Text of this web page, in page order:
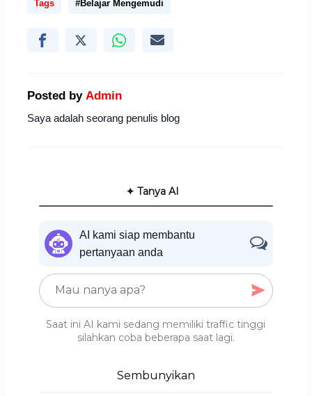
Tags #Belajar Mengemudi
Posted by Admin
Saya adalah seorang penulis blog
✦ Tanya AI
AI kami siap membantu
pertanyaan anda
Saat ini AI kami sedang memiliki traffic tinggi
silahkan coba beberapa saat lagi.
Sembunyikan